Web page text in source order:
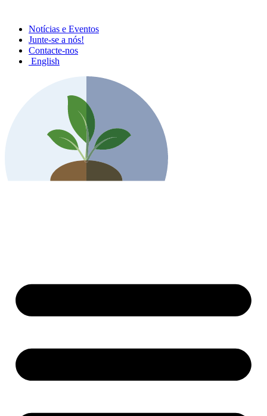
Notícias e Eventos
Junte-se a nós!
Contacte-nos
English